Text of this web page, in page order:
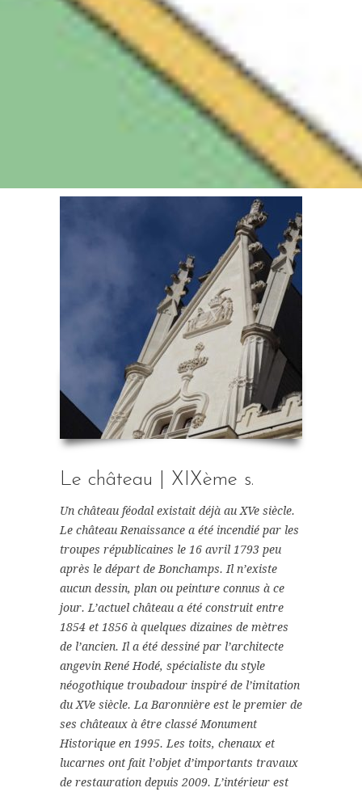
Le château | XIXème s.
Un château féodal existait déjà au XVe siècle.
Le château Renaissance a été incendié par les
troupes républicaines le 16 avril 1793 peu
après le départ de Bonchamps. Il n’existe
aucun dessin, plan ou peinture connus à ce
jour. L’actuel château a été construit entre
1854 et 1856 à quelques dizaines de mètres
de l’ancien. Il a été dessiné par l’architecte
angevin René Hodé, spécialiste du style
néogothique troubadour inspiré de l’imitation
du XVe siècle. La Baronnière est le premier de
ses châteaux à être classé Monument
Historique en 1995. Les toits, chenaux et
lucarnes ont fait l’objet d’importants travaux
de restauration depuis 2009. L’intérieur est